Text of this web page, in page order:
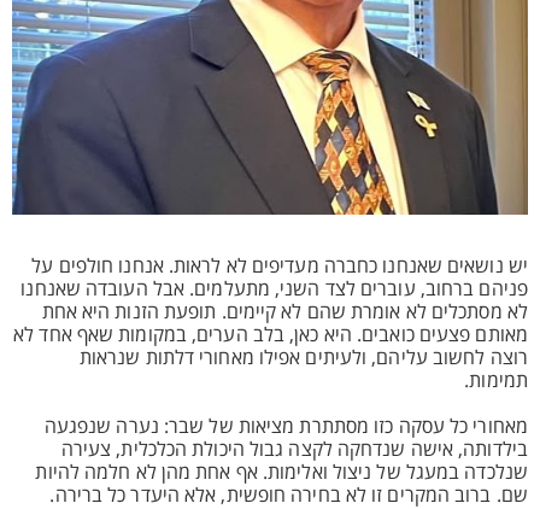
יש נושאים שאנחנו כחברה מעדיפים לא לראות. אנחנו חולפים על
פניהם ברחוב, עוברים לצד השני, מתעלמים. אבל העובדה שאנחנו
לא מסתכלים לא אומרת שהם לא קיימים. תופעת הזנות היא אחת
מאותם פצעים כואבים. היא כאן, בלב הערים, במקומות שאף אחד לא
רוצה לחשוב עליהם, ולעיתים אפילו מאחורי דלתות שנראות
תמימות.
מאחורי כל עסקה כזו מסתתרת מציאות של שבר: נערה שנפגעה
בילדותה, אישה שנדחקה לקצה גבול היכולת הכלכלית, צעירה
שנלכדה במעגל של ניצול ואלימות. אף אחת מהן לא חלמה להיות
שם. ברוב המקרים זו לא בחירה חופשית, אלא היעדר כל ברירה.